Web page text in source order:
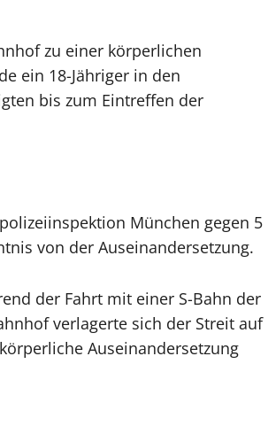
zu einer körperlichen
ein 18-Jähriger in den
bis zum Eintreffen der
München gegen 5
von der Auseinandersetzung.
der Fahrt mit einer S-Bahn der
verlagerte sich der Streit auf
Auseinandersetzung